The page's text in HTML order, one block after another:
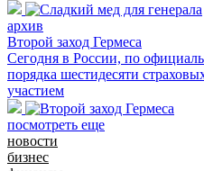
архив
Второй заход Гермеса
Сегодня в России, по
порядка шестидесяти
участием
посмотреть еще
новости
бизнес